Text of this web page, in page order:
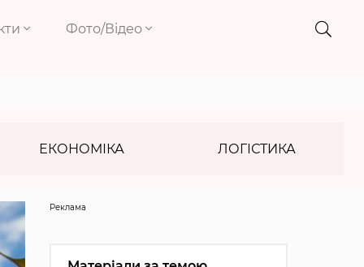
Фото/Відео
ЕКОНОМІКА ЛОГІСТИКА
Реклама